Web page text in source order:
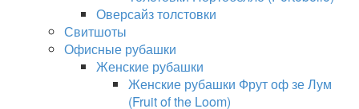
Оверсайз толстовки
Свитшоты
Офисные рубашки
Женские рубашки
Женские рубашки Фрут оф зе Лум
(Fruit of the Loom)